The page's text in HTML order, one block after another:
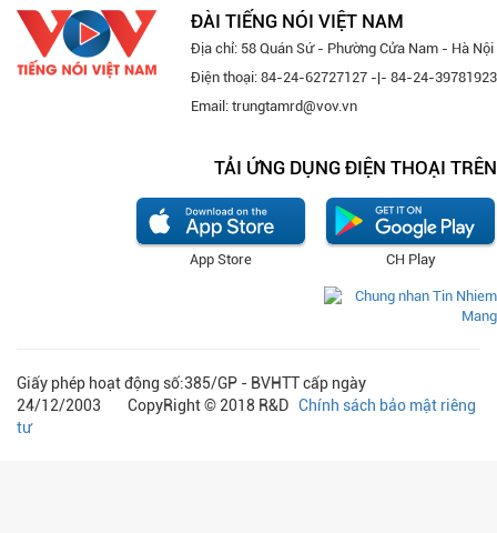
ĐÀI TIẾNG NÓI VIỆT NAM
Địa chỉ: 58 Quán Sứ - Phường Cửa Nam - Hà Nội
Điện thoại: 84-24-62727127 -|- 84-24-39781923
Email: trungtamrd@vov.vn
TẢI ỨNG DỤNG ĐIỆN THOẠI TRÊN
CH Play
App Store
Giấy phép hoạt động số:385/GP - BVHTT cấp ngày
24/12/2003 CopyRight © 2018 R&D Chính sách bảo mật riêng
tư